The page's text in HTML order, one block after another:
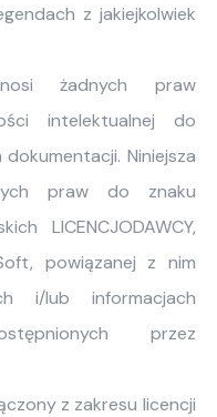
z jakiejkolwiek
żadnych praw
intelektualnej do
Niniejsza
praw do znaku
LICENCJODAWCY,
powiązanej z nim
i/lub informacjach
przez
z zakresu licencji